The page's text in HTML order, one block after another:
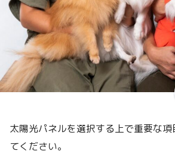
太陽光パネルを選択する上で重要な
てください。